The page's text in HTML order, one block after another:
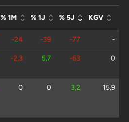
% 1M % 1J % 5J KGV
-24 -39 -77 -
-2,3 5,7 -63 0
0 0 3,2 15,9